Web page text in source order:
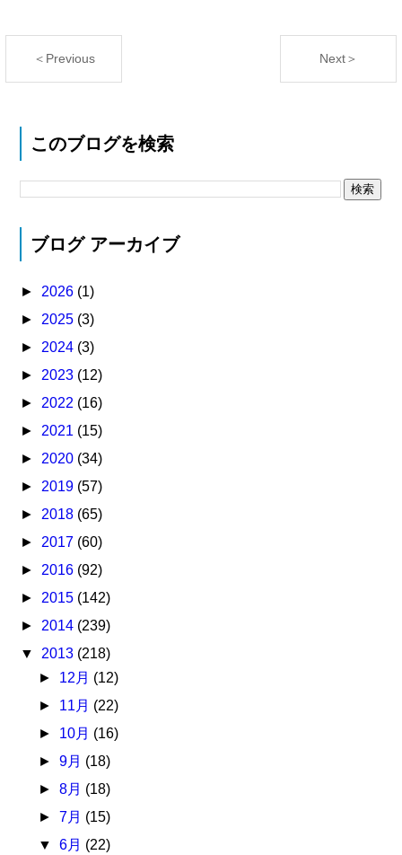
＜Previous Next＞
このブログを検索
ブログ アーカイブ
► 2026 (1)
► 2025 (3)
► 2024 (3)
► 2023 (12)
► 2022 (16)
► 2021 (15)
► 2020 (34)
► 2019 (57)
► 2018 (65)
► 2017 (60)
► 2016 (92)
► 2015 (142)
► 2014 (239)
▼ 2013 (218)
► 12月 (12)
► 11月 (22)
► 10月 (16)
► 9月 (18)
► 8月 (18)
► 7月 (15)
▼ 6月 (22)